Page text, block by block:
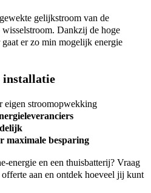
gelijkstroom van de
Dankzij de hoge
er zo min mogelijk energie
installatie
eigen stroomopwekking
maximale besparing
energie en een thuisbatterij? Vraag
aan en ontdek hoeveel jij kunt